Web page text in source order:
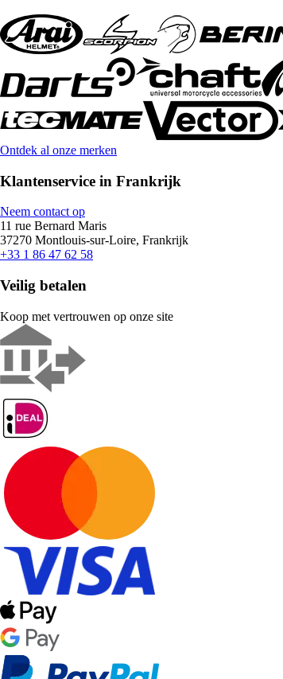
Ontdek al onze merken
Klantenservice in Frankrijk
Neem contact op
11 rue Bernard Maris
37270 Montlouis-sur-Loire, Frankrijk
+33 1 86 47 62 58
Veilig betalen
Koop met vertrouwen op onze site